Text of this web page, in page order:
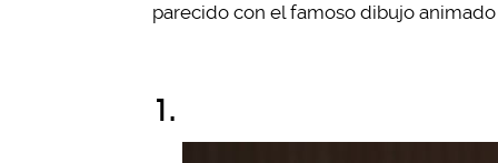
parecido con el famoso dibujo
1.